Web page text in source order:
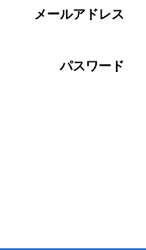
メールアドレス
パスワード